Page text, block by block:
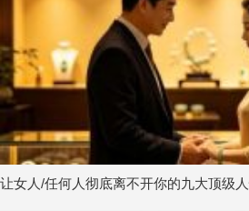
让女人/任何人彻底离不开你的九大顶级